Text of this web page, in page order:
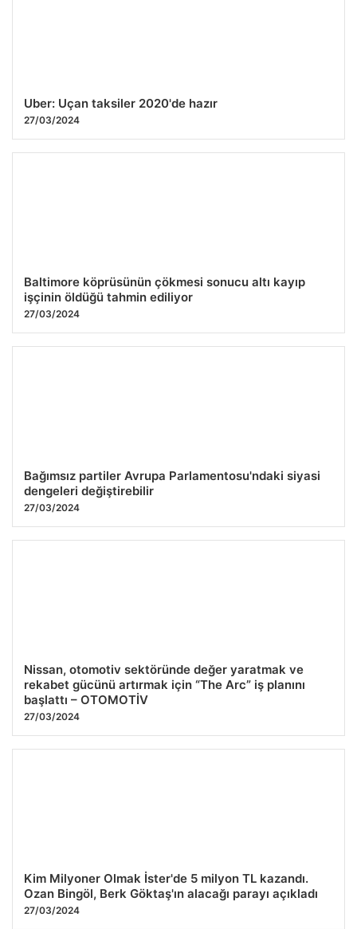
Uber: Uçan taksiler 2020'de hazır
27/03/2024
Baltimore köprüsünün çökmesi sonucu altı kayıp
işçinin öldüğü tahmin ediliyor
27/03/2024
Bağımsız partiler Avrupa Parlamentosu'ndaki siyasi
dengeleri değiştirebilir
27/03/2024
Nissan, otomotiv sektöründe değer yaratmak ve
rekabet gücünü artırmak için “The Arc” iş planını
başlattı – OTOMOTİV
27/03/2024
Kim Milyoner Olmak İster'de 5 milyon TL kazandı.
Ozan Bingöl, Berk Göktaş'ın alacağı parayı açıkladı
27/03/2024